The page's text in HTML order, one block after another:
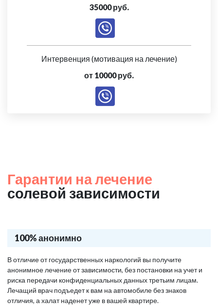
35000 руб.
Интервенция (мотивация на лечение)
от 10000 руб.
Гарантии на лечение
солевой зависимости
100% анонимно
В отличие от государственных наркологий вы получите
анонимное лечение от зависимости, без постановки на учет и
риска передачи конфиденциальных данных третьим лицам.
Лечащий врач подъедет к вам на автомобиле без знаков
отличия, а халат наденет уже в вашей квартире.